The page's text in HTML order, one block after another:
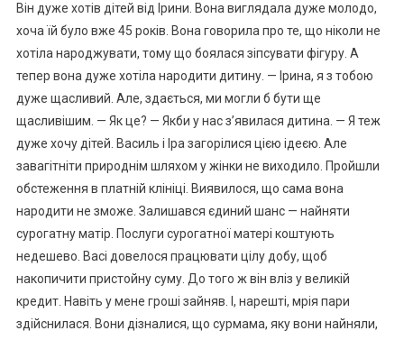
Він дуже хотів дітей від Ірини. Вона виглядала дуже молодо,
хоча їй було вже 45 років. Вона говорила про те, що ніколи не
хотіла народжувати, тому що боялася зіпсувати фігуру. А
тепер вона дуже хотіла народити дитину. — Ірина, я з тобою
дуже щасливий. Але, здається, ми могли б бути ще
щасливішим. — Як це? — Якби у нас з’явилася дитина. — Я теж
дуже хочу дітей. Василь і Іра загорілися цією ідеєю. Але
завагітніти природнім шляхом у жінки не виходило. Пройшли
обстеження в платній клініці. Виявилося, що сама вона
народити не зможе. Залишався єдиний шанс — найняти
сурогатну матір. Послуги сурогатної матері коштують
недешево. Васі довелося працювати цілу добу, щоб
накопичити пристойну суму. До того ж він вліз у великій
кредит. Навіть у мене гроші зайняв. І, нарешті, мрія пари
здійснилася. Вони дізналися, що сурмама, яку вони найняли,